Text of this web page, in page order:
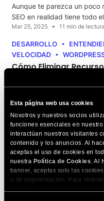
Esta página web usa cookies
Nosotros y nuestros socios
funciones esenciales en
interactúan nuestros visitantes
contenido y los anuncios. Al
aceptas el uso de cookies en
nuestra Política de Cookies. Al
banner, aceptas solo las
o de segmentación. Para
Aunque te parezca un poco
SEO en realidad tiene todo
Mar 25, 2025 11 min de lectura
DESARROLLO
VELOCIDAD
Cómo Eliminar
marzo de 2022 por Cal
Mar 20, 2025 9 min de lectura